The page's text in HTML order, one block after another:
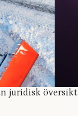
juridisk